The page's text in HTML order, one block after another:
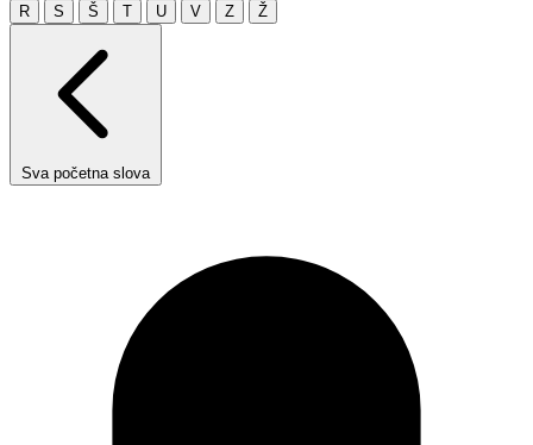
R
S Š T U V Z Ž
Sva početna slova